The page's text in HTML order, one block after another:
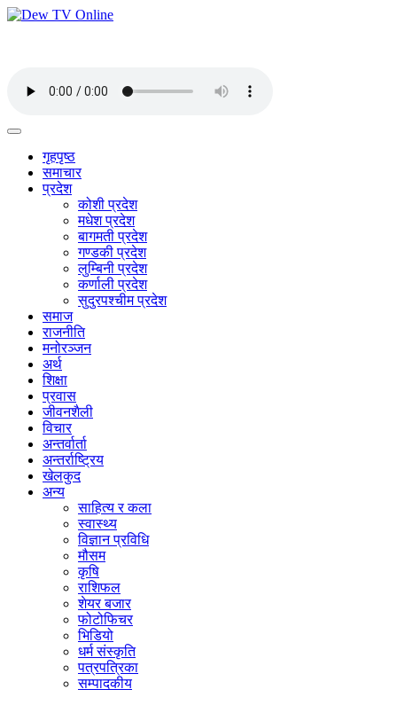
गृहपृष्ठ
समाचार
प्रदेश
कोशी प्रदेश
मधेश प्रदेश
बागमती प्रदेश
गण्डकी प्रदेश
लुम्बिनी प्रदेश
कर्णाली प्रदेश
सुदुरपश्चीम प्रदेश
समाज
राजनीति
मनोरञ्जन
अर्थ
शिक्षा
प्रवास
जीवनशैली
विचार
अन्तर्वार्ता
अन्तर्राष्ट्रिय
खेलकुद
अन्य
साहित्य र कला
स्वास्थ्य
विज्ञान प्रविधि
मौसम
कृषि
राशिफल
शेयर बजार
फोटोफिचर
भिडियो
धर्म संस्कृति
पत्रपत्रिका
सम्पादकीय